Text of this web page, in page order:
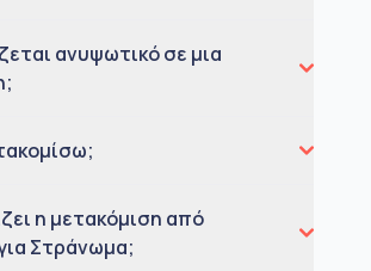
ανυψωτικό σε μια
η μετακόμιση από
Στράνωμα;